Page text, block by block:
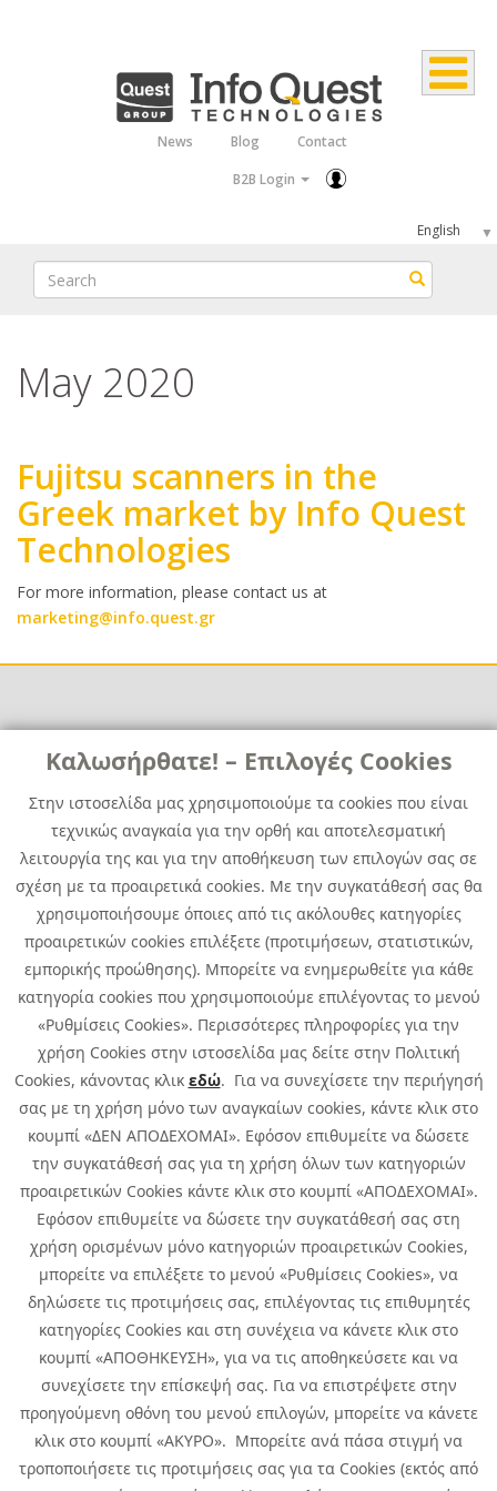
Καλωσήρθατε! – Επιλογές Cookies
Στην ιστοσελίδα μας χρησιμοποιούμε τα cookies που είναι
τεχνικώς αναγκαία για την ορθή και αποτελεσματική
λειτουργία της και για την αποθήκευση των επιλογών σας σε
σχέση με τα προαιρετικά cookies. Με την συγκατάθεσή σας θα
χρησιμοποιήσουμε όποιες από τις ακόλουθες κατηγορίες
προαιρετικών cookies επιλέξετε (προτιμήσεων, στατιστικών,
εμπορικής προώθησης). Μπορείτε να ενημερωθείτε για κάθε
κατηγορία cookies που χρησιμοποιούμε επιλέγοντας το μενού
«Ρυθμίσεις Cookies». Περισσότερες πληροφορίες για την
χρήση Cookies στην ιστοσελίδα μας δείτε στην Πολιτική
Cookies, κάνοντας κλικ εδώ. Για να συνεχίσετε την περιήγησή
σας με τη χρήση μόνο των αναγκαίων cookies, κάντε κλικ στο
κουμπί «ΔΕΝ ΑΠΟΔΕΧΟΜΑΙ». Εφόσον επιθυμείτε να δώσετε
την συγκατάθεσή σας για τη χρήση όλων των κατηγοριών
προαιρετικών Cookies κάντε κλικ στο κουμπί «ΑΠΟΔΕΧΟΜΑΙ».
Εφόσον επιθυμείτε να δώσετε την συγκατάθεσή σας στη
χρήση ορισμένων μόνο κατηγοριών προαιρετικών Cookies,
μπορείτε να επιλέξετε το μενού «Ρυθμίσεις Cookies», να
δηλώσετε τις προτιμήσεις σας, επιλέγοντας τις επιθυμητές
κατηγορίες Cookies και στη συνέχεια να κάνετε κλικ στο
κουμπί «ΑΠΟΘΗΚΕΥΣΗ», για να τις αποθηκεύσετε και να
συνεχίσετε την επίσκεψή σας. Για να επιστρέψετε στην
προηγούμενη οθόνη του μενού επιλογών, μπορείτε να κάνετε
κλικ στο κουμπί «ΑΚΥΡΟ». Μπορείτε ανά πάσα στιγμή να
τροποποιήσετε τις προτιμήσεις σας για τα Cookies (εκτός από
News Blog
Contact
B2B Login
Select
your
language
Search Search
May 2020
Fujitsu scanners in the
Greek market by Info Quest
Technologies
Body
For more information, please contact us at
marketing@info.quest.gr
Χρήσιμα
News
Media Kit
Career
Quest Group
Copyright © 2026 Infoquest.gr All Rights Reserved.
Cookies Policy Cookies Preferences |